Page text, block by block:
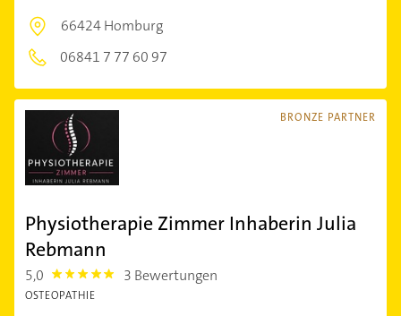
66424 Homburg
06841 7 77 60 97
BRONZE PARTNER
Physiotherapie Zimmer Inhaberin Julia
Rebmann
5,0 5.0 3 Bewertungen
OSTEOPATHIE